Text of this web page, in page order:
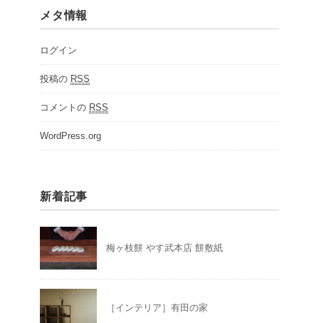
メタ情報
ログイン
投稿の RSS
コメントの RSS
WordPress.org
新着記事
梅ヶ枝餅 やす武本店 餅敷紙
［インテリア］有田の家